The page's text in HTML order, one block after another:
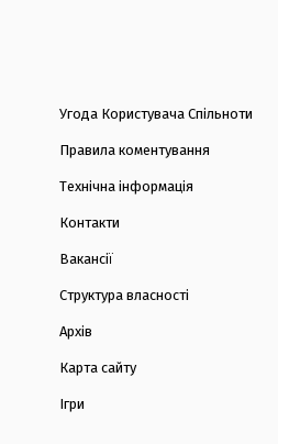
Угода Користувача Спільноти
Правила коментування
Технічна інформація
Контакти
Вакансії
Структура власності
Архів
Карта сайту
Ігри